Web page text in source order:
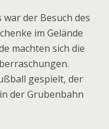
der Besuch des
im Gelände
machten sich die
gespielt, der
der Grubenbahn